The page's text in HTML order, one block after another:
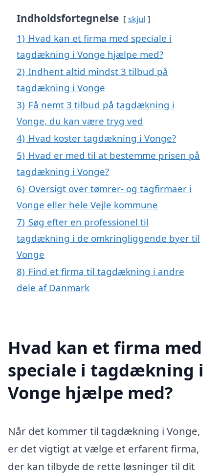
Indholdsfortegnelse skjul
1) Hvad kan et firma med speciale i
tagdækning i Vonge hjælpe med?
2) Indhent altid mindst 3 tilbud på
tagdækning i Vonge
3) Få nemt 3 tilbud på tagdækning i
Vonge, du kan være tryg ved
4) Hvad koster tagdækning i Vonge?
5) Hvad er med til at bestemme prisen på
tagdækning i Vonge?
6) Oversigt over tømrer- og tagfirmaer i
Vonge eller hele Vejle kommune
7) Søg efter en professionel til
tagdækning i de omkringliggende byer til
Vonge
8) Find et firma til tagdækning i andre
dele af Danmark
Hvad kan et firma med
speciale i tagdækning i
Vonge hjælpe med?
Når det kommer til tagdækning i Vonge,
er det vigtigt at vælge et erfarent firma,
der kan tilbyde de rette løsninger til dit